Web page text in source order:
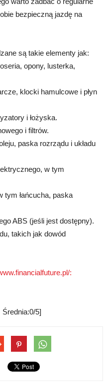
bezpieczną jazdę na
są takie elementy jak:
opony, lusterka,
klocki hamulcowe i płyn
i łożyska.
i filtrów.
paska rozrządu i układu
w tym
tym łańcucha, paska
ABS (jeśli jest dostępny).
takich jak dowód
:
5]